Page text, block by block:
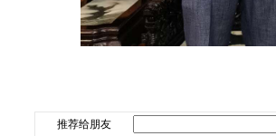
推荐给朋友